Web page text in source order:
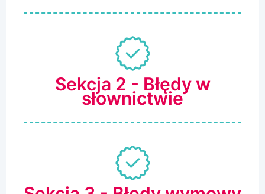
Sekcja 2 - Błędy w
słownictwie